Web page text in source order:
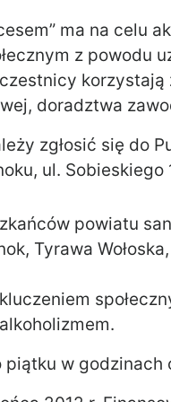
ma na celu
z powodu
doradztwa
zgłosić się do
ul. Sobieskiego
powiatu
Tyrawa
piątku w godzinach